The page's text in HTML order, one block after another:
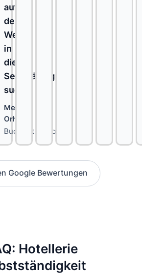
auf
dem
Weg
in
die
Selbständigkeit
sucht.
Melih
Orhan
Buchhaltungsbüro
Google Bewertungen
Hotellerie